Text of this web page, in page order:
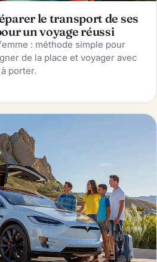
le transport de ses
un voyage réussi
: méthode simple pour
de la place et voyager avec
porter.